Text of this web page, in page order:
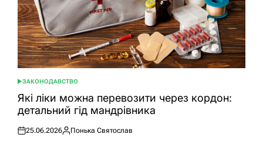
ОПУБЛІКУВАТИ
У
ЗАКОНОДАВСТВО
Які ліки можна перевозити через кордон:
детальний гід мандрівника
Оприлюднено
25.06.2026
Опубліковано
Понька Святослав